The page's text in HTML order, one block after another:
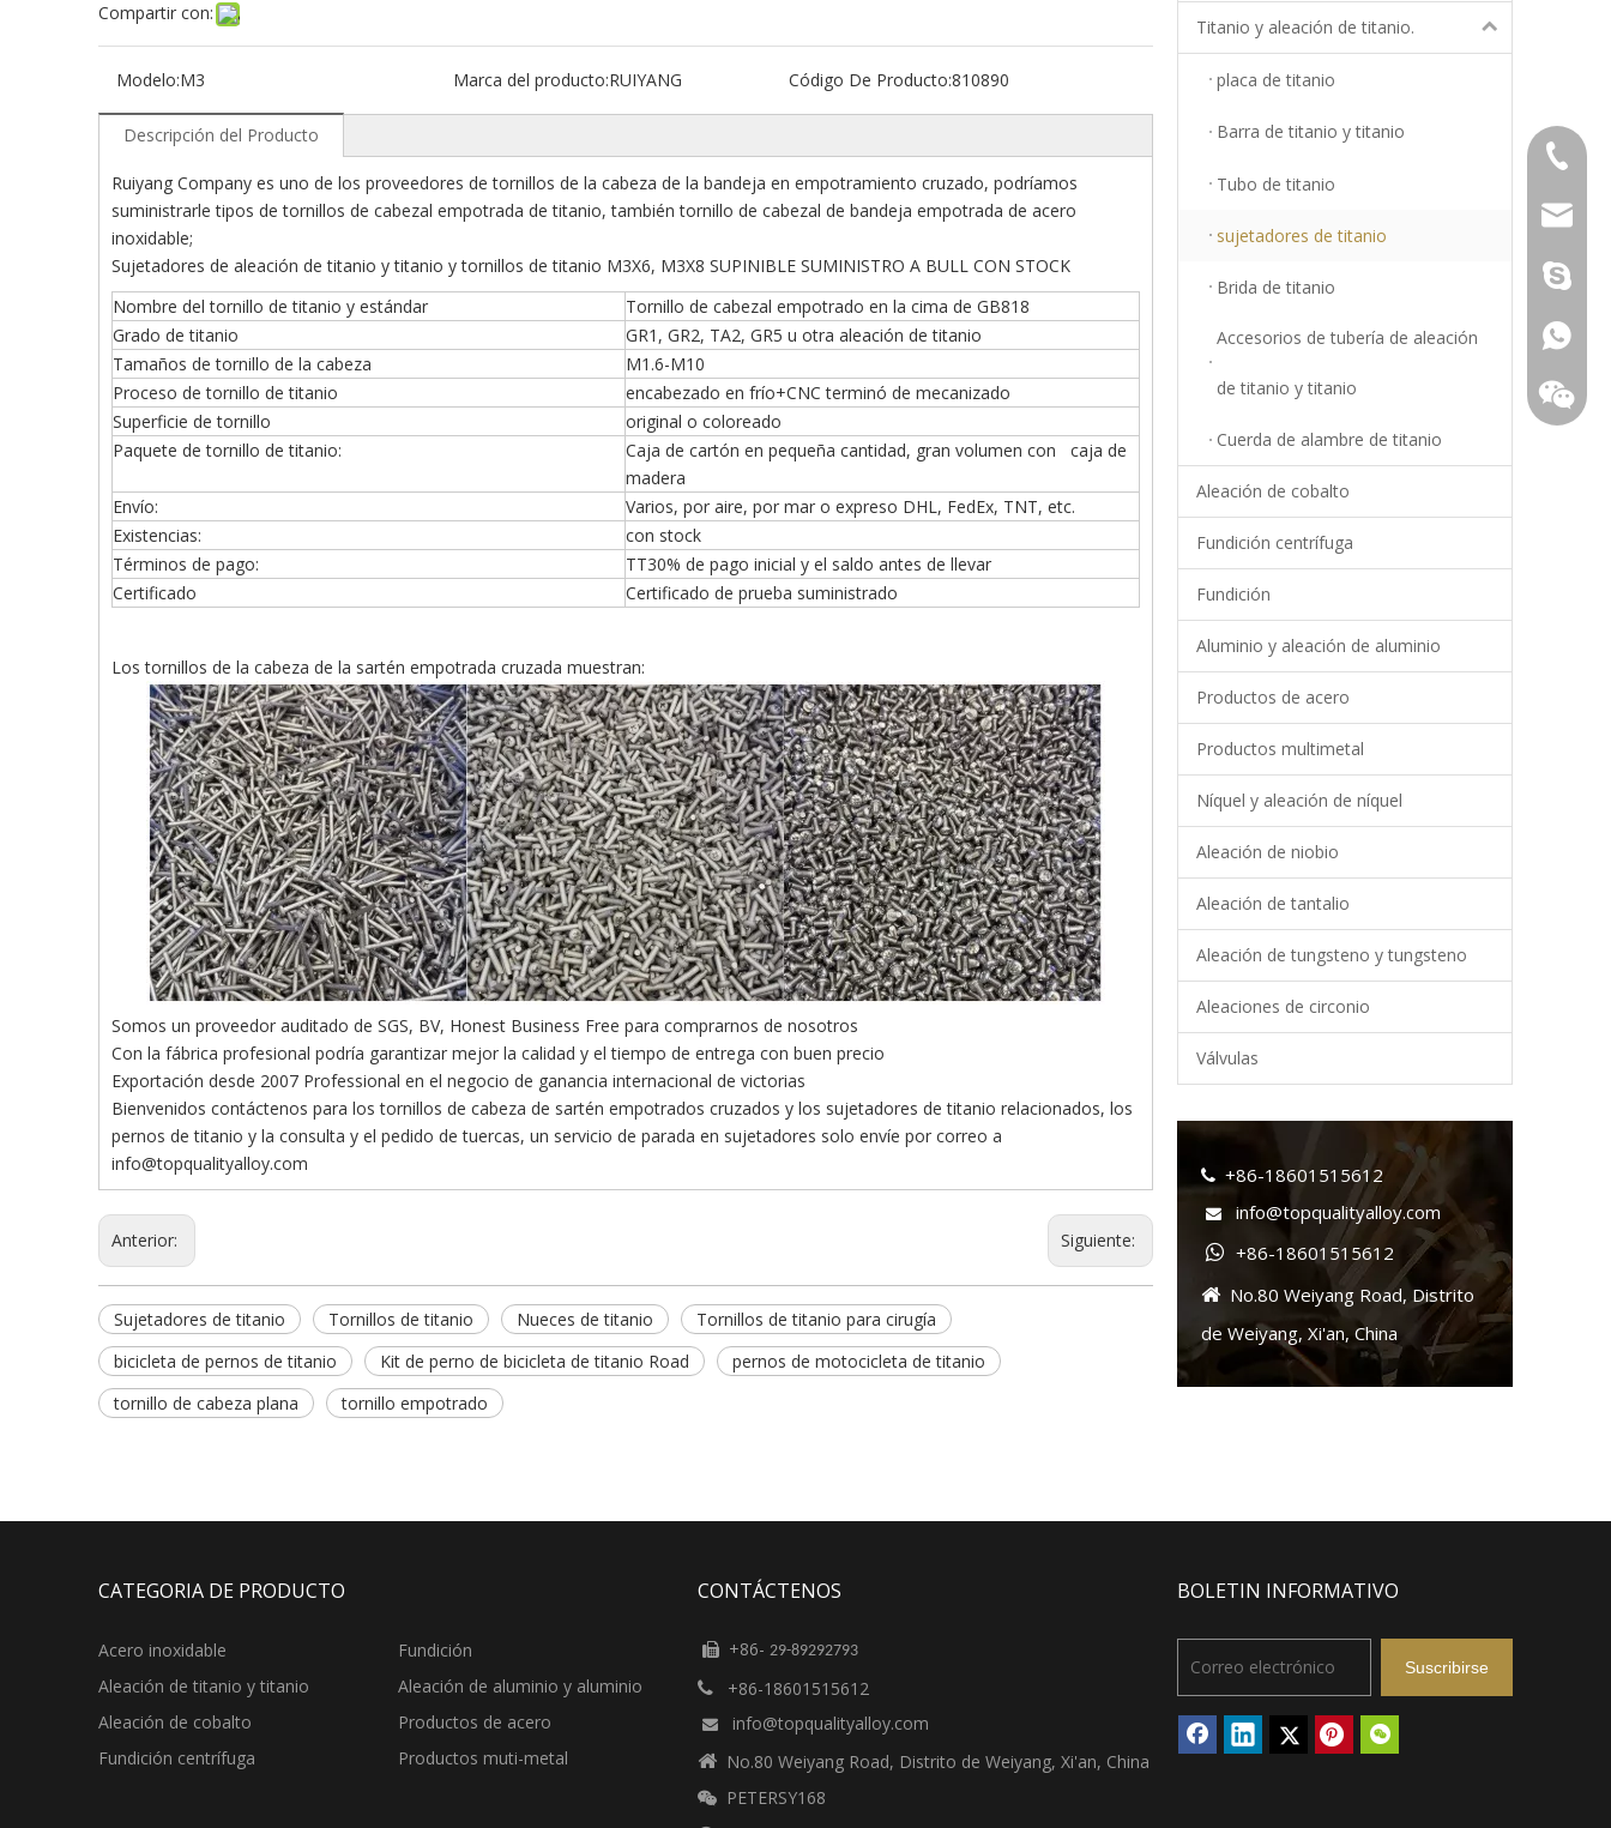
Compartir con:
Modelo:M3 Marca del producto:RUIYANG Código De Producto:810890
Descripción del Producto
Ruiyang Company es uno de los proveedores de tornillos de la cabeza de la bandeja en empotramiento cruzado, podríamos
suministrarle tipos de tornillos de cabezal empotrada de titanio, también tornillo de cabezal de bandeja empotrada de acero
inoxidable;
Sujetadores de aleación de titanio y titanio y tornillos de titanio M3X6, M3X8 SUPINIBLE SUMINISTRO A BULL CON STOCK
Nombre del tornillo de titanio y estándar
Tornillo de cabezal empotrado en la cima de GB818
Grado de titanio
GR1, GR2, TA2, GR5 u otra aleación de titanio
Tamaños de tornillo de la cabeza
M1.6-M10
Proceso de tornillo de titanio
encabezado en frío+CNC terminó de mecanizado
Superficie de tornillo
original o coloreado
Paquete de tornillo de titanio:
Caja de cartón en pequeña cantidad, gran volumen con caja de
madera
Envío:
Varios, por aire, por mar o expreso DHL, FedEx, TNT, etc.
Existencias:
con stock
Términos de pago:
TT30% de pago inicial y el saldo antes de llevar
Certificado
Certificado de prueba suministrado
Los tornillos de la cabeza de la sartén empotrada cruzada muestran:
Somos un proveedor auditado de SGS, BV, Honest Business Free para comprarnos de nosotros
Con la fábrica profesional podría garantizar mejor la calidad y el tiempo de entrega con buen precio
Exportación desde 2007 Professional en el negocio de ganancia internacional de victorias
Bienvenidos contáctenos para los tornillos de cabeza de sartén empotrados cruzados y los sujetadores de titanio relacionados, los
pernos de titanio y la consulta y el pedido de tuercas, un servicio de parada en sujetadores solo envíe por correo a
info@topqualityalloy.com
Anterior: Siguiente:
Sujetadores de titanio Tornillos de titanio Nueces de titanio
Tornillos de titanio para cirugía
bicicleta de pernos de titanio
Kit de perno de bicicleta de titanio Road
pernos de motocicleta de titanio
tornillo de cabeza plana
tornillo empotrado
Titanio y aleación de titanio.
placa de titanio
Barra de titanio y titanio
Tubo de titanio
sujetadores de titanio
Brida de titanio
Accesorios de tubería de aleación
de titanio y titanio
Cuerda de alambre de titanio
Aleación de cobalto
Fundición centrífuga
Fundición
Aluminio y aleación de aluminio
Productos de acero
Productos multimetal
Níquel y aleación de níquel
Aleación de niobio
Aleación de tantalio
Aleación de tungsteno y tungsteno
Aleaciones de circonio
Válvulas
 +86-18601515612
 info@topqualityalloy.com
 +86-18601515612
 No.80 Weiyang Road, Distrito
de Weiyang, Xi'an, China
CATEGORIA DE PRODUCTO
Acero inoxidable
Aleación de titanio y titanio
Aleación de cobalto
Fundición centrífuga
+86-
+86-
Fundición
Aleación de aluminio y aluminio
Productos de acero
Productos muti-metal
CONTÁCTENOS
 +86- 29-89292793
 +86-18601515612
 info@topqualityalloy.com
 No.80 Weiyang Road, Distrito de Weiyang, Xi'an, China
 PETERSY168
BOLETIN INFORMATIVO
Suscribirse